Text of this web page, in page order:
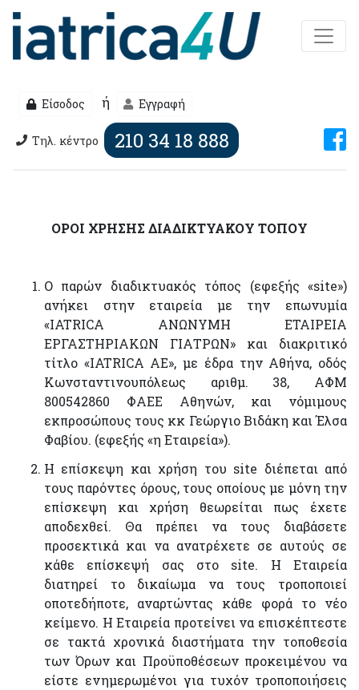
Είσοδος ή Εγγραφή
Τηλ. κέντρο 210 34 18 888
ΟΡΟΙ ΧΡΗΣΗΣ ΔΙΑΔΙΚΤΥΑΚΟΥ ΤΟΠΟΥ
Ο παρών διαδικτυακός τόπος (εφεξής «site»)
ανήκει στην εταιρεία με την επωνυμία
«IATRICA ΑΝΩΝΥΜΗ ΕΤΑΙΡΕΙΑ
ΕΡΓΑΣΤΗΡΙΑΚΩΝ ΓΙΑΤΡΩΝ» και διακριτικό
τίτλο «IATRICA AE», με έδρα την Αθήνα, οδός
Κωνσταντινουπόλεως αριθμ. 38, ΑΦΜ
800542860 ΦΑΕΕ Αθηνών, και νόμιμους
εκπροσώπους τους κκ Γεώργιο Βιδάκη και Έλσα
Φαβίου. (εφεξής «η Εταιρεία»).
Η επίσκεψη και χρήση του site διέπεται από
τους παρόντες όρους, τους οποίους με μόνη την
επίσκεψη και χρήση θεωρείται πως έχετε
αποδεχθεί. Θα πρέπει να τους διαβάσετε
προσεκτικά και να ανατρέχετε σε αυτούς σε
κάθε επίσκεψή σας στο site. Η Εταιρεία
διατηρεί το δικαίωμα να τους τροποποιεί
οποτεδήποτε, αναρτώντας κάθε φορά το νέο
κείμενο. Η Εταιρεία προτείνει να επισκέπτεστε
σε τακτά χρονικά διαστήματα την τοποθεσία
των Όρων και Προϋποθέσεων προκειμένου να
είστε ενημερωμένοι για τυχόν τροποποιήσεις